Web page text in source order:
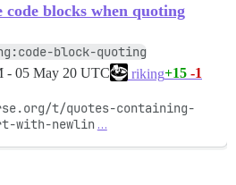
blocks when quoting
block-quoting
- 05 May 20 UTC riking+15 -1
t/quotes-containing-
with-newlin …